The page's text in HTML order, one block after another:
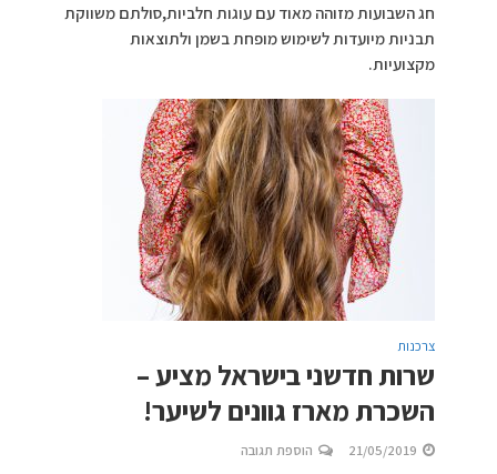
חג השבועות מזוהה מאוד עם עוגות חלביות,סולתם משווקת
תבניות מיועדות לשימוש מופחת בשמן ולתוצאות
מקצועיות.
צרכנות
שרות חדשני בישראל מציע –
השכרת מארז גוונים לשיער!
21/05/2019 הוספת תגובה